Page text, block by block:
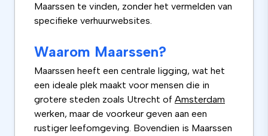
Maarssen te vinden, zonder het vermelden van
specifieke verhuurwebsites.
Waarom Maarssen?
Maarssen heeft een centrale ligging, wat het
een ideale plek maakt voor mensen die in
grotere steden zoals Utrecht of Amsterdam
werken, maar de voorkeur geven aan een
rustiger leefomgeving. Bovendien is Maarssen